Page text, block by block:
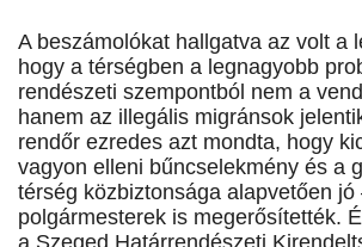
A beszámolókat hallgatva az volt a
hogy a térségben a legnagyobb
rendészeti szempontból nem a
hanem az illegális migránsok
rendőr ezredes azt mondta, hogy
vagyon elleni bűncselekmény és a
térség közbiztonsága alapvetően jó
polgármesterek is megerősítették.